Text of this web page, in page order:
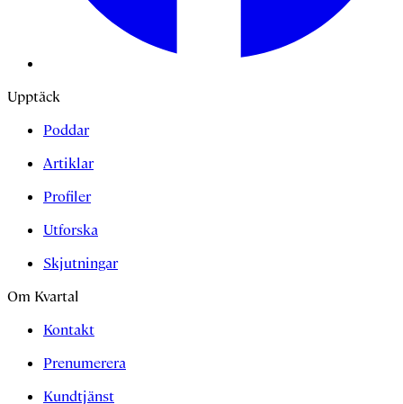
Upptäck
Poddar
Artiklar
Profiler
Utforska
Skjutningar
Om Kvartal
Kontakt
Prenumerera
Kundtjänst